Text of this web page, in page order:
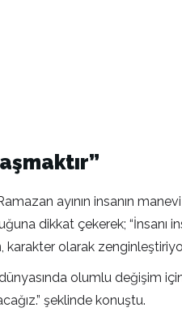
ayının insanın
dikkat çekerek; “İnsanı
karakter olarak
olumlu değişim
şeklinde konuştu.